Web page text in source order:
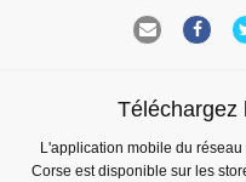
Téléchargez
L'application mobile du
Corse est disponible sur les